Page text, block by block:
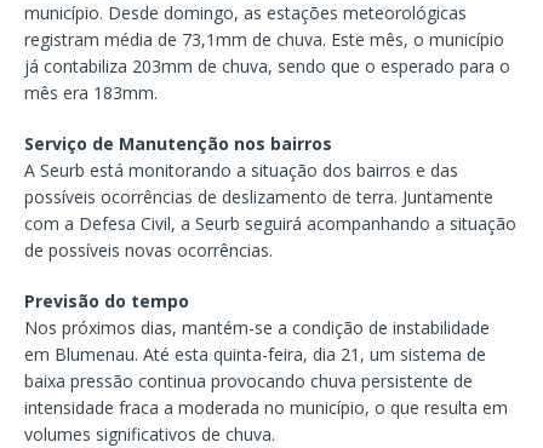
município. Desde domingo, as estações meteorológicas
registram média de 73,1mm de chuva. Este mês, o município
já contabiliza 203mm de chuva, sendo que o esperado para o
mês era 183mm.
Serviço de Manutenção nos bairros
A Seurb está monitorando a situação dos bairros e das
possíveis ocorrências de deslizamento de terra. Juntamente
com a Defesa Civil, a Seurb seguirá acompanhando a situação
de possíveis novas ocorrências.
Previsão do tempo
Nos próximos dias, mantém-se a condição de instabilidade
em Blumenau. Até esta quinta-feira, dia 21, um sistema de
baixa pressão continua provocando chuva persistente de
intensidade fraca a moderada no município, o que resulta em
volumes significativos de chuva.